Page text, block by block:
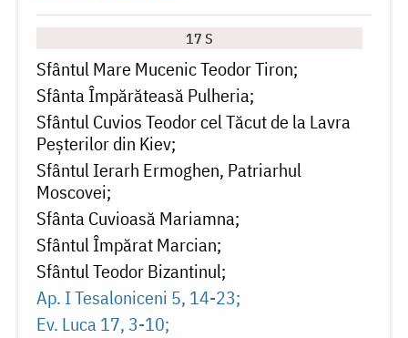
17 S
Sfântul Mare Mucenic Teodor Tiron
Sfânta Împărăteasă Pulheria
Sfântul Cuvios Teodor cel Tăcut de la Lavra
Peșterilor din Kiev
Sfântul Ierarh Ermoghen, Patriarhul
Moscovei
Sfânta Cuvioasă Mariamna
Sfântul Împărat Marcian
Sfântul Teodor Bizantinul
Ap. I Tesaloniceni 5, 14-23
Ev. Luca 17, 3-10